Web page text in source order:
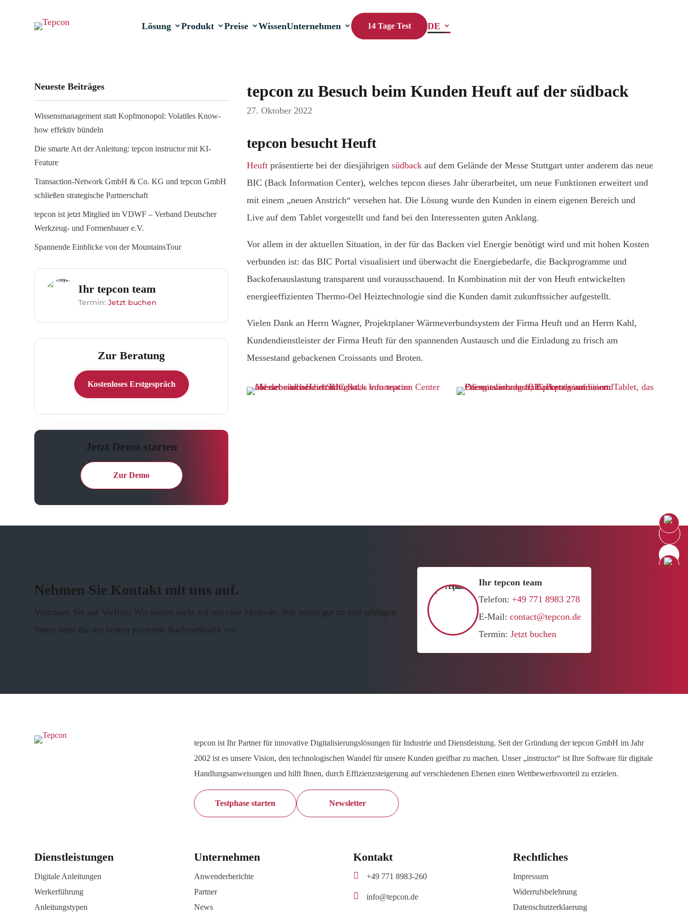
Lösung Produkt Preise WissenUnternehmen 14 Tage Test DE
Neueste Beiträges
Wissensmanagement statt Kopfmonopol: Volatiles Know-
how effektiv bündeln
Die smarte Art der Anleitung: tepcon instructor mit KI-
Feature
Transaction-Network GmbH & Co. KG und tepcon GmbH
schließen strategische Partnerschaft
tepcon ist jetzt Mitglied im VDWF – Verband Deutscher
Werkzeug- und Formenbauer e.V.
Spannende Einblicke von der MountainsTour
Ihr tepcon team
Termin:Jetzt buchen
Zur Beratung
Kostenloses Erstgespräch
Jetzt Demo starten
Zur Demo
Search
for:
Search Button
tepcon zu Besuch beim Kunden Heuft auf der südback
27. Oktober 2022
tepcon besucht Heuft
Heuft präsentierte bei der diesjährigensüdback auf dem Gelände der Messe Stuttgart unter anderem das neue
BIC (Back Information Center), welches tepcon dieses Jahr überarbeitet, um neue Funktionen erweitert und
mit einem „neuen Anstrich“ versehen hat. Die Lösung wurde den Kunden in einem eigenen Bereich und
Live auf dem Tablet vorgestellt und fand bei den Interessenten guten Anklang.
Vor allem in der aktuellen Situation, in der für das Backen viel Energie benötigt wird und mit hohen Kosten
verbunden ist: das BIC Portal visualisiert und überwacht die Energiebedarfe, die Backprogramme und
Backofenauslastung transparent und vorausschauend. In Kombination mit der von Heuft entwickelten
energieeffizienten Thermo-Oel Heiztechnologie sind die Kunden damit zukunftssicher aufgestellt.
Vielen Dank an Herrn Wagner, Projektplaner Wärmeverbundsystem der Firma Heuft und an Herrn Kahl,
Kundendienstleister der Firma Heuft für den spannenden Austausch und die Einladung zu frisch am
Messestand gebackenen Croissants und Broten.
Nehmen Sie Kontakt mit uns auf.
Vertrauen Sie auf Vielfalt: Wir setzen nicht auf nur eine Methode. Wir hören gut zu und schlagen
Ihnen dann die am besten passende Suchmethodik vor.
Ihr tepcon team
Telefon: +49 771 8983 278
E-Mail: contact@tepcon.de
Termin: Jetzt buchen
tepcon ist Ihr Partner für innovative Digitalisierungslösungen für Industrie und Dienstleistung. Seit der Gründung der tepcon GmbH im Jahr
2002 ist es unsere Vision, den technologischen Wandel für unsere Kunden greifbar zu machen. Unser „instructor“ ist Ihre Software für digitale
Handlungsanweisungen und hilft Ihnen, durch Effizienzsteigerung auf verschiedenen Ebenen einen Wettbewerbsvorteil zu erzielen.
Testphase starten Newsletter
Dienstleistungen
Digitale Anleitungen
Werkerführung
Anleitungstypen
Unternehmen
Anwenderberichte
Partner
News
Kontakt
 +49 771 8983-260
 info@tepcon.de
Rechtliches
Impressum
Widerrufsbelehrung
Datenschutzerklaerung